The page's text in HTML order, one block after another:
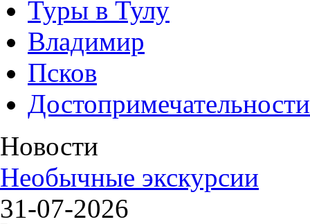
Туры в Тулу
Владимир
Псков
Достопримечательности
Новости
Необычные экскурсии
31-07-2026